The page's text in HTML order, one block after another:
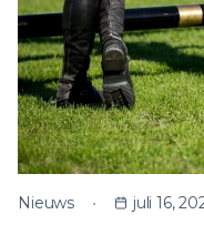
Nieuws juli 16,